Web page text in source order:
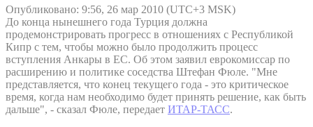
Опубликовано: 9:56, 26 мар 2010 (UTC+3 MSK)
До конца нынешнего года Турция должна
продемонстрировать прогресс в отношениях с Республикой
Кипр с тем, чтобы можно было продолжить процесс
вступления Анкары в ЕС. Об этом заявил еврокомиссар по
расширению и политике соседства Штефан Фюле. "Мне
представляется, что конец текущего года - это критическое
время, когда нам необходимо будет принять решение, как быть
дальше", - сказал Фюле, передает ИТАР-ТАСС.